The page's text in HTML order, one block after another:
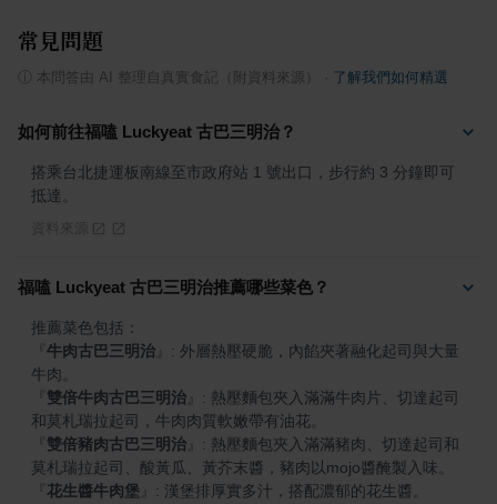
常見問題
本問答由 AI 整理自真實食記（附資料來源） 了解我們如何精選
如何前往福嗑 Luckyeat 古巴三明治？
搭乘台北捷運板南線至市政府站 1 號出口，步行約 3 分鐘即可
抵達。
福嗑 Luckyeat 古巴三明治推薦哪些菜色？
牛肉古巴三明治
: 外層熱壓硬脆，內餡夾著融化起司與大量
雙倍牛肉古巴三明治
: 熱壓麵包夾入滿滿牛肉片、切達起司
雙倍豬肉古巴三明治
: 熱壓麵包夾入滿滿豬肉、切達起司和
花生醬牛肉堡